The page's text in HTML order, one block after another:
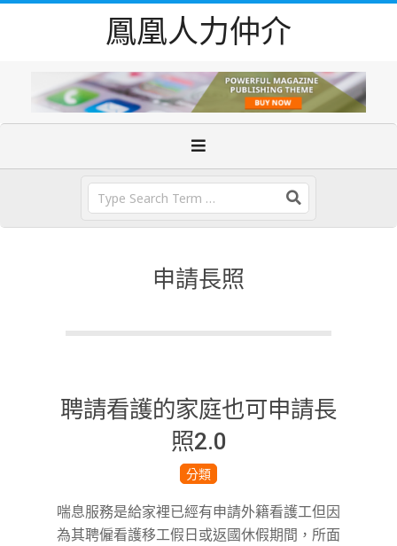
鳳凰人力仲介
申請長照
聘請看護的家庭也可申請長
照2.0
20
分類
喘息服務是給家裡已經有申請外籍看護工但因
為其聘僱看護移工假日或返國休假期間，所面